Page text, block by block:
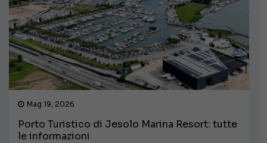
Mag 19, 2026
Porto Turistico di Jesolo Marina Resort: tutte
le informazioni